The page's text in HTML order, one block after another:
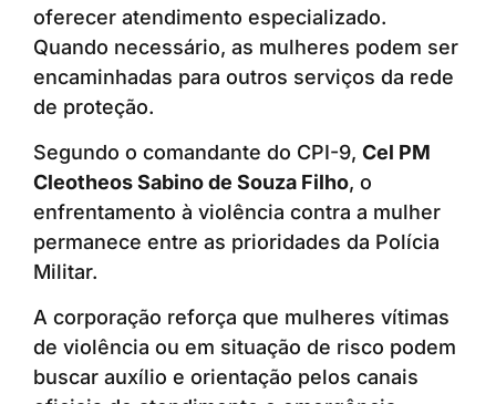
oferecer atendimento especializado.
Quando necessário, as mulheres podem ser
encaminhadas para outros serviços da rede
de proteção.
Segundo o comandante do CPI-9, Cel PM
Cleotheos Sabino de Souza Filho, o
enfrentamento à violência contra a mulher
permanece entre as prioridades da Polícia
Militar.
A corporação reforça que mulheres vítimas
de violência ou em situação de risco podem
buscar auxílio e orientação pelos canais